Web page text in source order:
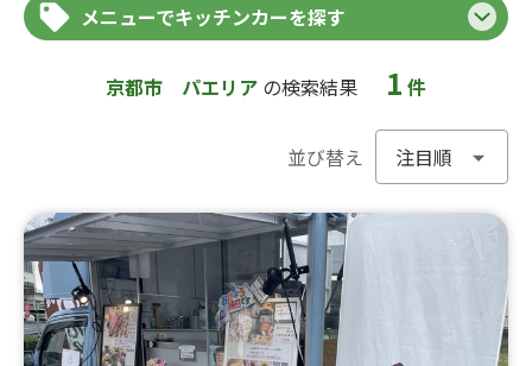
メニューでキッチンカーを探す
京都市 パエリア の検索結果 1 件
並び替え